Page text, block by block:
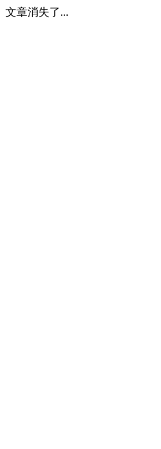
文章消失了...